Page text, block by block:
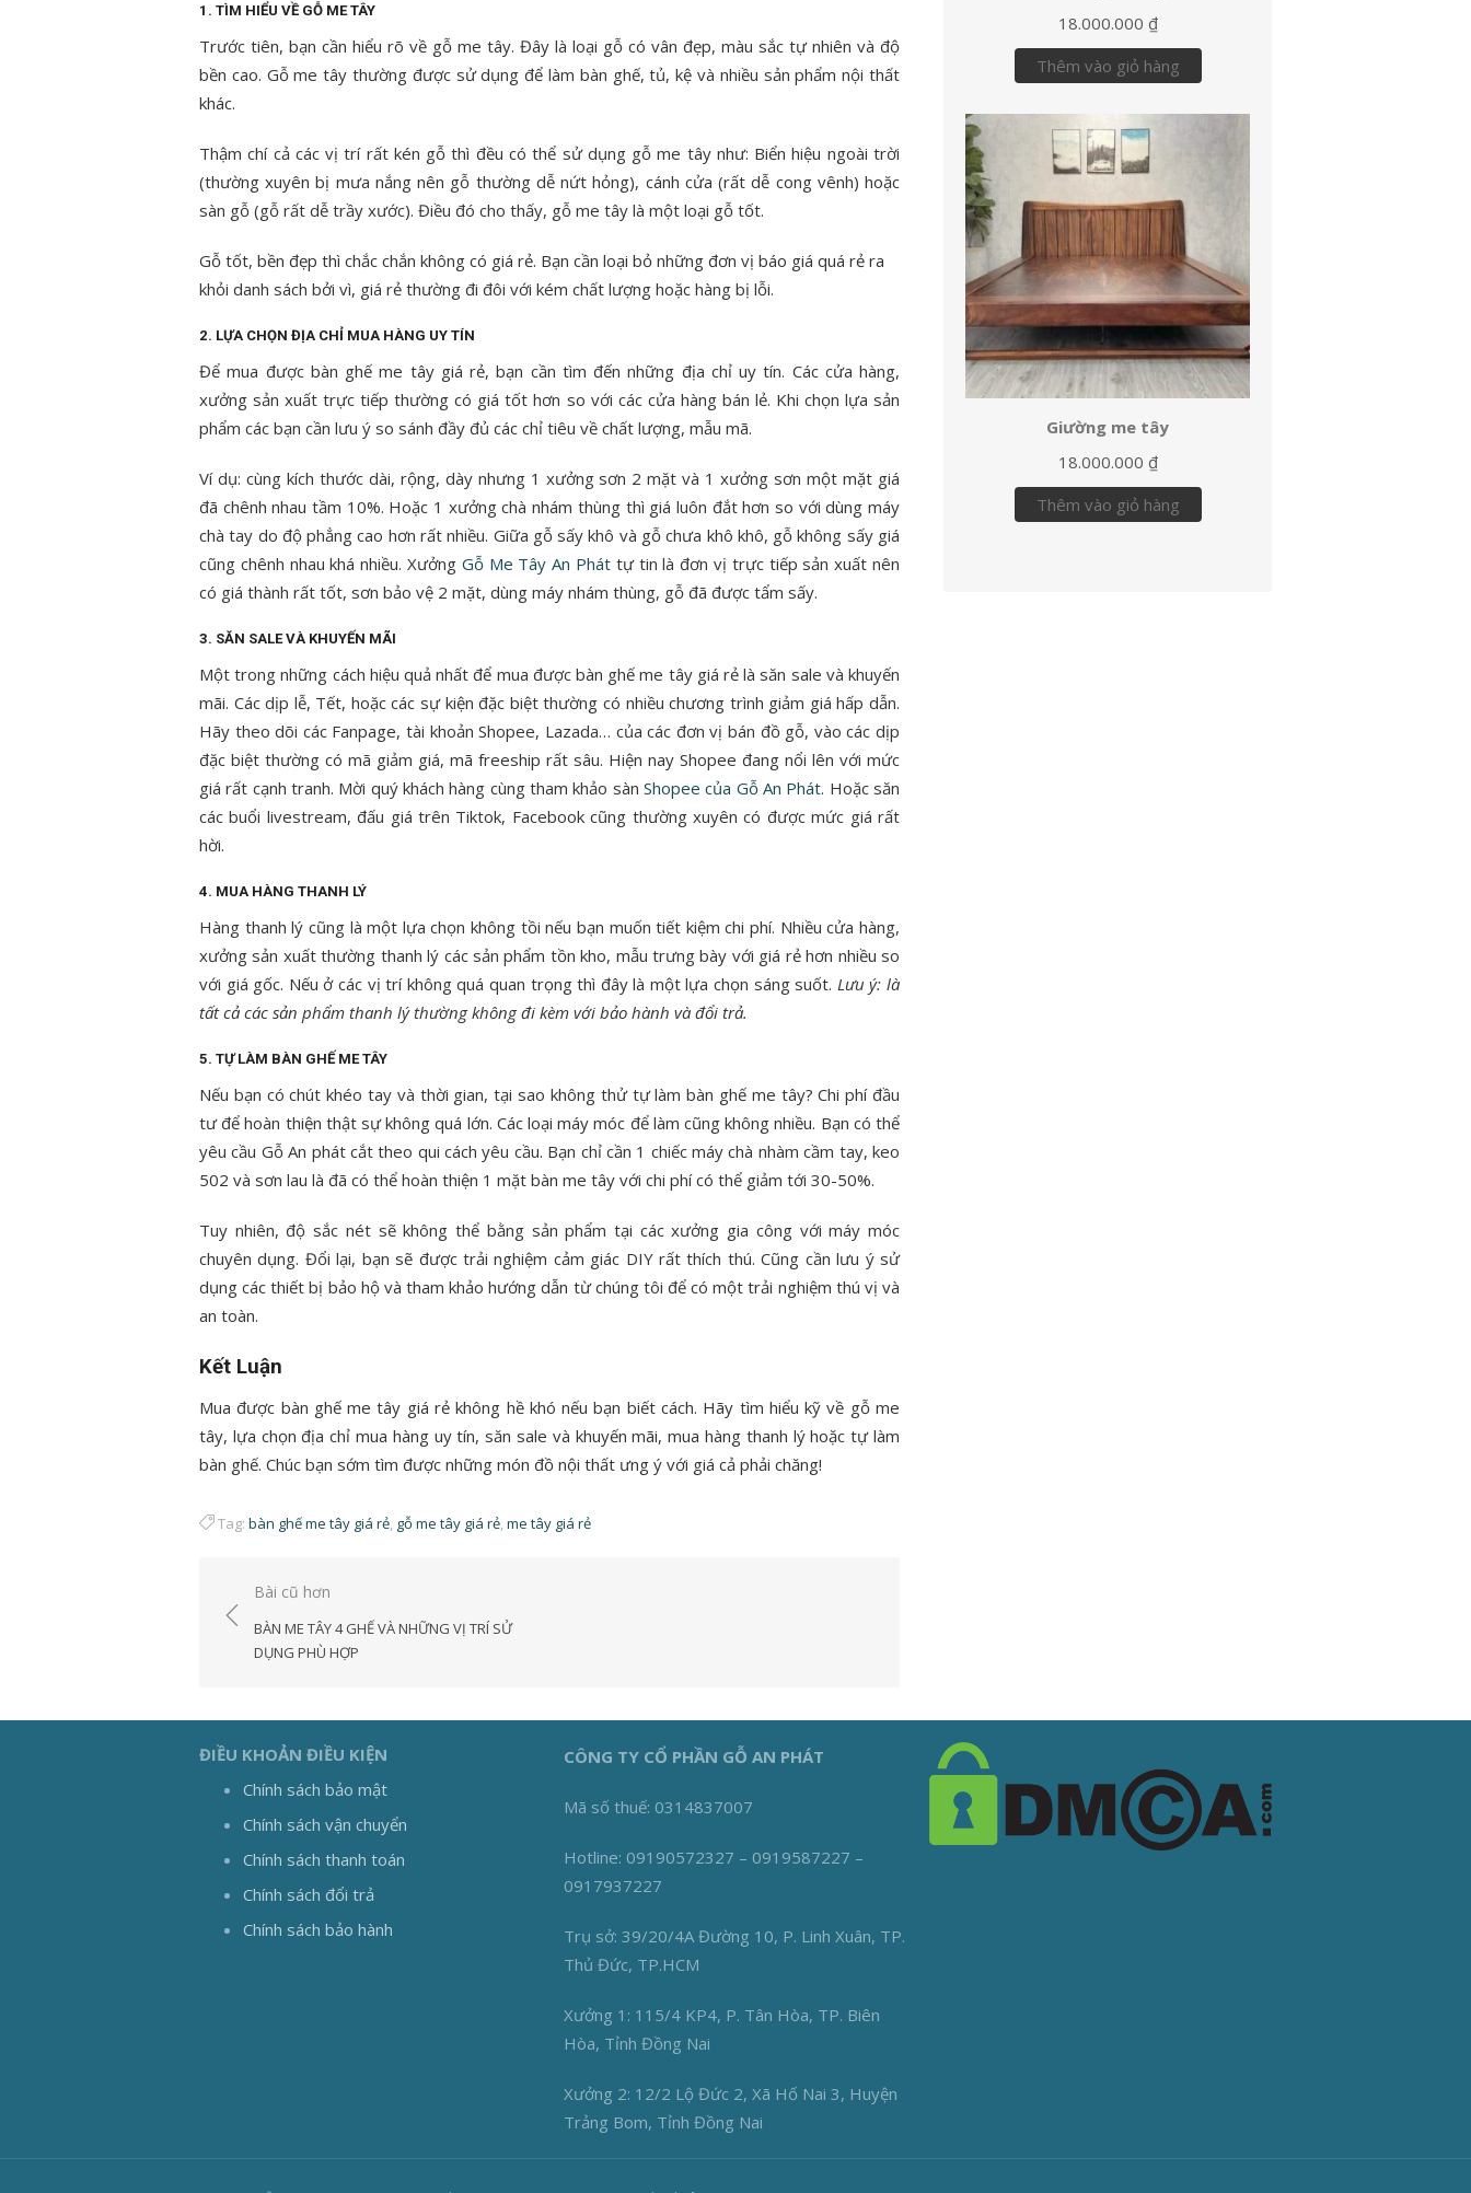
1. TÌM HIỂU VỀ GỖ ME TÂY
Trước tiên, bạn cần hiểu rõ về gỗ me tây. Đây là loại gỗ có vân đẹp, màu sắc tự nhiên và độ
bền cao. Gỗ me tây thường được sử dụng để làm bàn ghế, tủ, kệ và nhiều sản phẩm nội thất
khác.
Thậm chí cả các vị trí rất kén gỗ thì đều có thể sử dụng gỗ me tây như: Biển hiệu ngoài trời
(thường xuyên bị mưa nắng nên gỗ thường dễ nứt hỏng), cánh cửa (rất dễ cong vênh) hoặc
sàn gỗ (gỗ rất dễ trầy xước). Điều đó cho thấy, gỗ me tây là một loại gỗ tốt.
Gỗ tốt, bền đẹp thì chắc chắn không có giá rẻ. Bạn cần loại bỏ những đơn vị báo giá quá rẻ ra
khỏi danh sách bởi vì, giá rẻ thường đi đôi với kém chất lượng hoặc hàng bị lỗi.
2. LỰA CHỌN ĐỊA CHỈ MUA HÀNG UY TÍN
Để mua được bàn ghế me tây giá rẻ, bạn cần tìm đến những địa chỉ uy tín. Các cửa hàng,
xưởng sản xuất trực tiếp thường có giá tốt hơn so với các cửa hàng bán lẻ. Khi chọn lựa sản
phẩm các bạn cần lưu ý so sánh đầy đủ các chỉ tiêu về chất lượng, mẫu mã.
Ví dụ: cùng kích thước dài, rộng, dày nhưng 1 xưởng sơn 2 mặt và 1 xưởng sơn một mặt giá
đã chênh nhau tầm 10%. Hoặc 1 xưởng chà nhám thùng thì giá luôn đắt hơn so với dùng máy
chà tay do độ phẳng cao hơn rất nhiều. Giữa gỗ sấy khô và gỗ chưa khô khô, gỗ không sấy giá
cũng chênh nhau khá nhiều. Xưởng Gỗ Me Tây An Phát tự tin là đơn vị trực tiếp sản xuất nên
có giá thành rất tốt, sơn bảo vệ 2 mặt, dùng máy nhám thùng, gỗ đã được tẩm sấy.
3. SĂN SALE VÀ KHUYẾN MÃI
Một trong những cách hiệu quả nhất để mua được bàn ghế me tây giá rẻ là săn sale và khuyến
mãi. Các dịp lễ, Tết, hoặc các sự kiện đặc biệt thường có nhiều chương trình giảm giá hấp dẫn.
Hãy theo dõi các Fanpage, tài khoản Shopee, Lazada… của các đơn vị bán đồ gỗ, vào các dịp
đặc biệt thường có mã giảm giá, mã freeship rất sâu. Hiện nay Shopee đang nổi lên với mức
giá rất cạnh tranh. Mời quý khách hàng cùng tham khảo sàn Shopee của Gỗ An Phát. Hoặc săn
các buổi livestream, đấu giá trên Tiktok, Facebook cũng thường xuyên có được mức giá rất
hời.
4. MUA HÀNG THANH LÝ
Hàng thanh lý cũng là một lựa chọn không tồi nếu bạn muốn tiết kiệm chi phí. Nhiều cửa hàng,
xưởng sản xuất thường thanh lý các sản phẩm tồn kho, mẫu trưng bày với giá rẻ hơn nhiều so
với giá gốc. Nếu ở các vị trí không quá quan trọng thì đây là một lựa chọn sáng suốt. Lưu ý: là
tất cả các sản phẩm thanh lý thường không đi kèm với bảo hành và đổi trả.
5. TỰ LÀM BÀN GHẾ ME TÂY
Nếu bạn có chút khéo tay và thời gian, tại sao không thử tự làm bàn ghế me tây? Chi phí đầu
tư để hoàn thiện thật sự không quá lớn. Các loại máy móc để làm cũng không nhiều. Bạn có thể
yêu cầu Gỗ An phát cắt theo qui cách yêu cầu. Bạn chỉ cần 1 chiếc máy chà nhàm cầm tay, keo
502 và sơn lau là đã có thể hoàn thiện 1 mặt bàn me tây với chi phí có thể giảm tới 30-50%.
Tuy nhiên, độ sắc nét sẽ không thể bằng sản phẩm tại các xưởng gia công với máy móc
chuyên dụng. Đổi lại, bạn sẽ được trải nghiệm cảm giác DIY rất thích thú. Cũng cần lưu ý sử
dụng các thiết bị bảo hộ và tham khảo hướng dẫn từ chúng tôi để có một trải nghiệm thú vị và
an toàn.
Kết Luận
Mua được bàn ghế me tây giá rẻ không hề khó nếu bạn biết cách. Hãy tìm hiểu kỹ về gỗ me
tây, lựa chọn địa chỉ mua hàng uy tín, săn sale và khuyến mãi, mua hàng thanh lý hoặc tự làm
bàn ghế. Chúc bạn sớm tìm được những món đồ nội thất ưng ý với giá cả phải chăng!
Tag: bàn ghế me tây giá rẻ, gỗ me tây giá rẻ,me tây giá rẻ
Điều
hướng
Bài cũ hơn
BÀN ME TÂY 4 GHẾ VÀ NHỮNG VỊ TRÍ SỬ
DỤNG PHÙ HỢP
18.000.000 ₫
Thêm vào giỏ hàng
Giường me tây
18.000.000 ₫
Thêm vào giỏ hàng
ĐIỀU KHOẢN ĐIỀU KIỆN
Chính sách bảo mật
Chính sách vận chuyển
Chính sách thanh toán
Chính sách đổi trả
Chính sách bảo hành
CÔNG TY CỔ PHẦN GỖ AN PHÁT
Mã số thuế: 0314837007
Hotline: 09190572327 – 0919587227 –
0917937227
Trụ sở: 39/20/4A Đường 10, P. Linh Xuân, TP.
Thủ Đức, TP.HCM
Xưởng 1: 115/4 KP4, P. Tân Hòa, TP. Biên
Hòa, Tỉnh Đồng Nai
Xưởng 2: 12/2 Lộ Đức 2, Xã Hố Nai 3, Huyện
Trảng Bom, Tỉnh Đồng Nai